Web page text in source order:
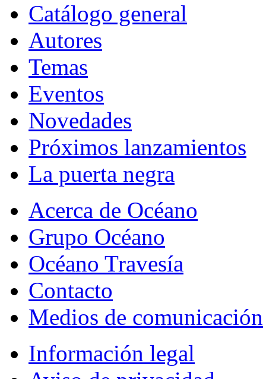
Catálogo general
Autores
Temas
Eventos
Novedades
Próximos lanzamientos
La puerta negra
Acerca de Océano
Grupo Océano
Océano Travesía
Contacto
Medios de comunicación
Información legal